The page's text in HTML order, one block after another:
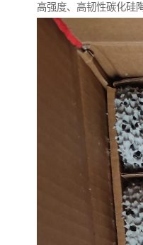
高强度、高韧性碳化硅